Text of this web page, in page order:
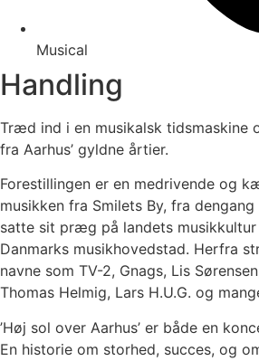
Musical
Handling
Træd ind i en musikalsk tidsmaskine
fra Aarhus’ gyldne årtier.
Forestillingen er en medrivende og
musikken fra Smilets By, fra
satte sit præg på landets
Danmarks musikhovedstad. Herfra
navne som TV-2, Gnags, Lis
Thomas Helmig, Lars H.U.G. og
’Høj sol over Aarhus’ er både en
En historie om storhed, succes, og